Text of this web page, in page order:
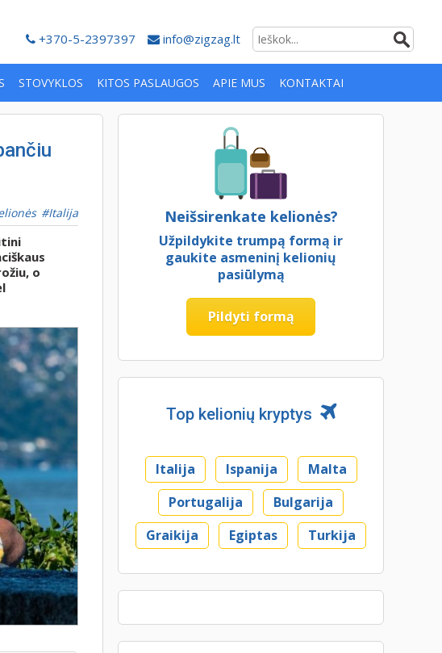
+370-5-2397397 info@zigzag.lt
STOVYKLOS KITOS PASLAUGOS APIE MUS KONTAKTAI
Italija
o
Neišsirenkate kelionės?
Užpildykite trumpą formą ir
gaukite asmeninį kelionių
pasiūlymą
Pildyti formą
Top kelionių kryptys
Italija Ispanija
Malta
Portugalija
Bulgarija
Graikija
Egiptas Turkija